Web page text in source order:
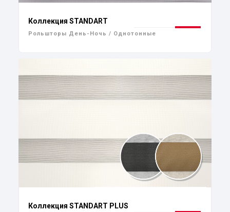
Коллекция STANDART
Рольшторы День-Ночь / Однотонные
Коллекция STANDART PLUS